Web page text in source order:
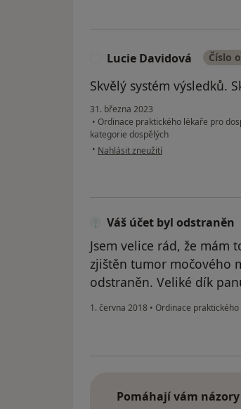
Lucie Davidová Číslo
Skvělý systém výsledků.
31. března 2023
• Ordinace praktického lékaře pro
kategorie dospělých
• podle názoru uživatele Lucie Davidová
Nahlásit zneužití
Váš účet byl odstraněn
Jsem velice rád, že
zjištěn tumor močového
odstraněn. Veliké dík
1. června 2018 • Ordinace
Pomáhají vám